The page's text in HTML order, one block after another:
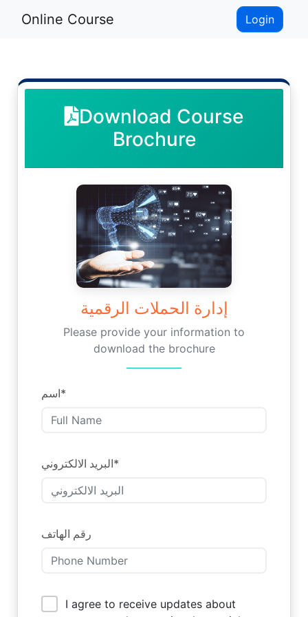
Online Course Login
Download Course
Brochure
إدارة الحملات الرقمية
Please provide your information to
download the brochure
اسم*
البريد الالكتروني*
رقم الهاتف
I agree to receive updates about